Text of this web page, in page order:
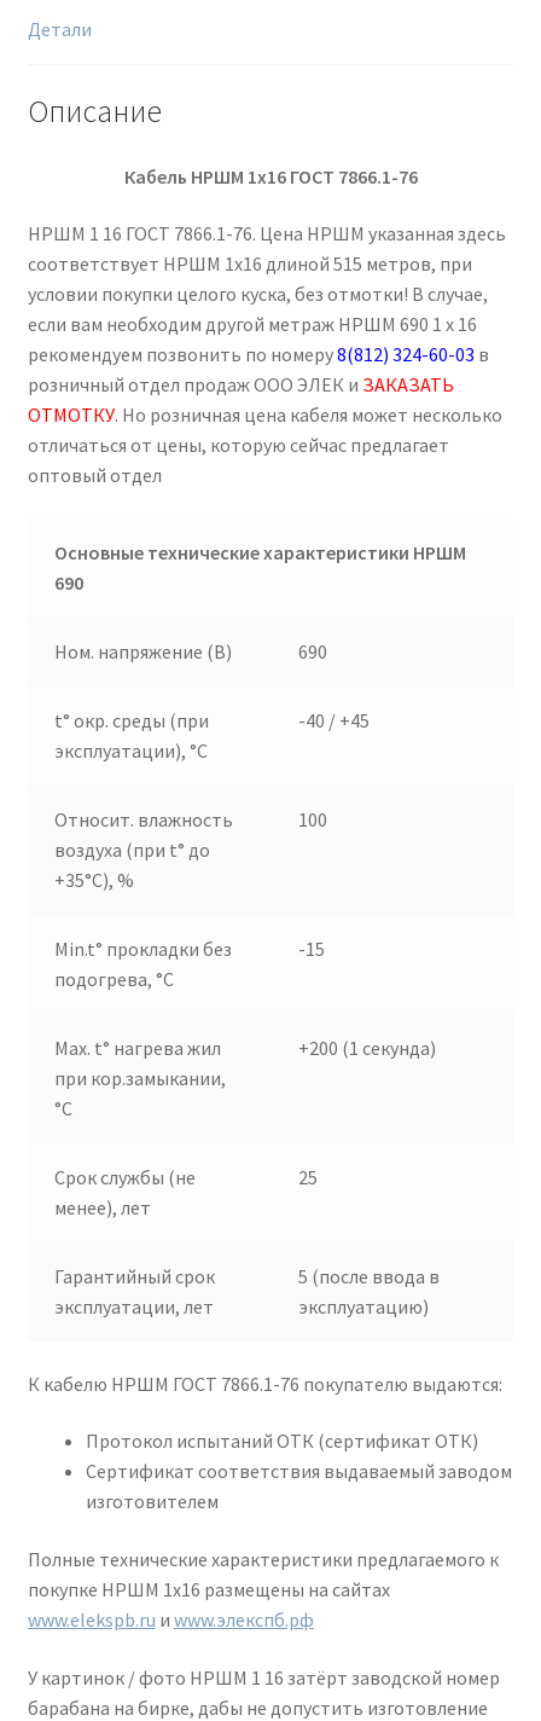
Детали
Описание
Кабель НРШМ 1х16 ГОСТ 7866.1-76
НРШМ 1 16 ГОСТ 7866.1-76. Цена НРШМ указанная здесь
соответствует НРШМ 1х16 длиной 515 метров, при
условии покупки целого куска, без отмотки! В случае,
если вам необходим другой метраж НРШМ 690 1 х 16
рекомендуем позвонить по номеру8(812) 324-60-03 в
розничный отдел продаж ООО ЭЛЕК и ЗАКАЗАТЬ
ОТМОТКУ. Но розничная цена кабеля может несколько
отличаться от цены, которую сейчас предлагает
оптовый отдел
Основные технические характеристики НРШМ
690
Ном. напряжение (В) 690
t° окр. среды (при
эксплуатации), °C
-40 / +45
Относит. влажность
воздуха (при t° до
+35°C), %
100
Min.t° прокладки без
подогрева, °C
-15
Max. t° нагрева жил
при кор.замыкании,
°C
+200 (1 секунда)
Срок службы (не
менее), лет
25
Гарантийный срок
эксплуатации, лет
5 (после ввода в
эксплуатацию)
К кабелю НРШМ ГОСТ 7866.1-76 покупателю выдаются:
Протокол испытаний ОТК (сертификат ОТК)
Сертификат соответствия выдаваемый заводом
изготовителем
Полные технические характеристики предлагаемого к
покупке НРШМ 1х16 размещены на сайтах
www.elekspb.ru и www.элекспб.рф
У картинок / фото НРШМ 1 16 затёрт заводской номер
барабана на бирке, дабы не допустить изготовление